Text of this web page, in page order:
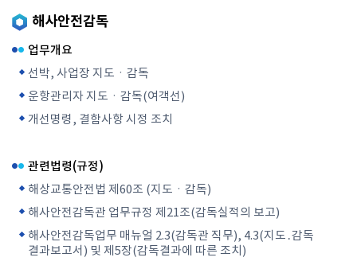
해사안전감독
업무개요
선박, 사업장 지도ㆍ감독
운항관리자 지도ㆍ감독(여객선)
개선명령, 결함사항 시정 조치
관련법령(규정)
해상교통안전법 제60조 (지도ㆍ감독)
해사안전감독관 업무규정 제21조(감독실적의 보고)
해사안전감독업무 매뉴얼 2.3(감독관 직무), 4.3(지도․감독
결과보고서) 및 제5장(감독결과에 따른 조치)